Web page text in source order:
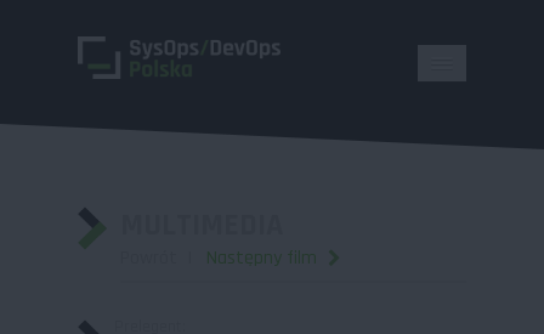
Następny film